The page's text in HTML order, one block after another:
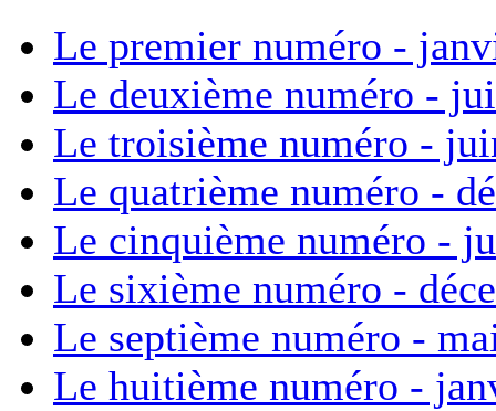
Le premier numéro -
Le deuxième numéro -
Le troisième numéro -
Le quatrième numéro -
Le cinquième numéro -
Le sixième numéro -
Le septième numéro -
Le huitième numéro -